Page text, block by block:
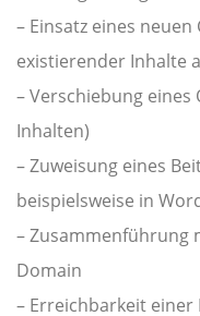
– Einsatz eines
existierender Inhalte
– Verschiebung
Inhalten)
– Zuweisung eines
beispielsweise in
– Zusammenführung
Domain
– Erreichbarkeit